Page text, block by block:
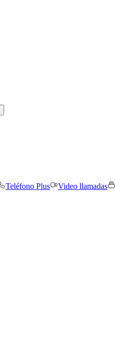
Teléfono Plus Video llamadas